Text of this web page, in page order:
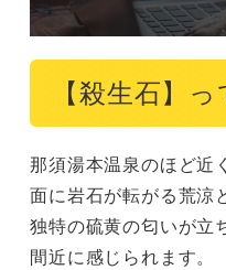
【殺生石】
那須湯本温泉のほど近
面に岩石が転がる荒涼
独特の硫黄の匂いが立
間近に感じられます。